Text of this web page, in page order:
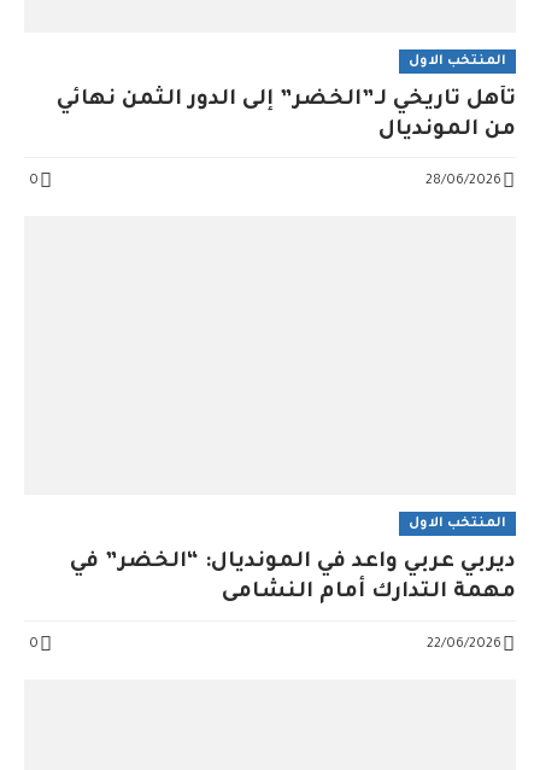
المنتخب الاول
تأهل تاريخي لـ”الخضر” إلى الدور الثمن نهائي
من المونديال
28/06/2026
0
المنتخب الاول
ديربي عربي واعد في المونديال: “الخضر” في
مهمة التدارك أمام النشامى
22/06/2026
0